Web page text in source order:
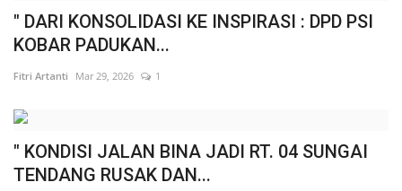
" DARI KONSOLIDASI KE INSPIRASI : DPD PSI
KOBAR PADUKAN...
Fitri Artanti Mar 29, 2026 1
" KONDISI JALAN BINA JADI RT. 04 SUNGAI
TENDANG RUSAK DAN...